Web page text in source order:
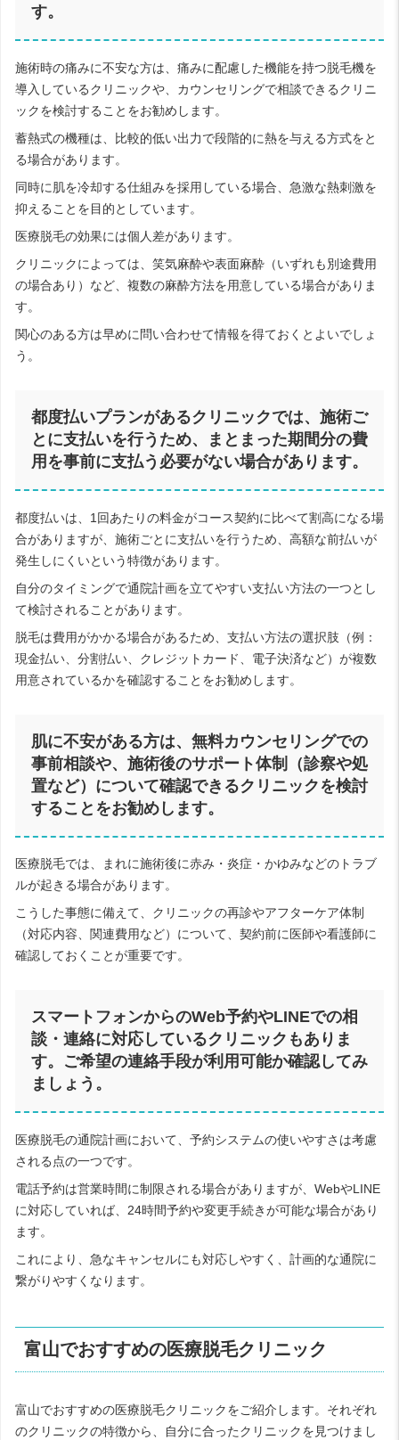
す。
施術時の痛みに不安な方は、痛みに配慮した機能を持つ脱毛機を
導入しているクリニックや、カウンセリングで相談できるクリニ
ックを検討することをお勧めします。
蓄熱式の機種は、比較的低い出力で段階的に熱を与える方式をと
る場合があります。
同時に肌を冷却する仕組みを採用している場合、急激な熱刺激を
抑えることを目的としています。
医療脱毛の効果には個人差があります。
クリニックによっては、笑気麻酔や表面麻酔（いずれも別途費用
の場合あり）など、複数の麻酔方法を用意している場合がありま
す。
関心のある方は早めに問い合わせて情報を得ておくとよいでしょ
う。
都度払いプランがあるクリニックでは、施術ご
とに支払いを行うため、まとまった期間分の費
用を事前に支払う必要がない場合があります。
都度払いは、1回あたりの料金がコース契約に比べて割高になる場
合がありますが、施術ごとに支払いを行うため、高額な前払いが
発生しにくいという特徴があります。
自分のタイミングで通院計画を立てやすい支払い方法の一つとし
て検討されることがあります。
脱毛は費用がかかる場合があるため、支払い方法の選択肢（例：
現金払い、分割払い、クレジットカード、電子決済など）が複数
用意されているかを確認することをお勧めします。
肌に不安がある方は、無料カウンセリングでの
事前相談や、施術後のサポート体制（診察や処
置など）について確認できるクリニックを検討
することをお勧めします。
医療脱毛では、まれに施術後に赤み・炎症・かゆみなどのトラブ
ルが起きる場合があります。
こうした事態に備えて、クリニックの再診やアフターケア体制
（対応内容、関連費用など）について、契約前に医師や看護師に
確認しておくことが重要です。
スマートフォンからのWeb予約やLINEでの相
談・連絡に対応しているクリニックもありま
す。ご希望の連絡手段が利用可能か確認してみ
ましょう。
医療脱毛の通院計画において、予約システムの使いやすさは考慮
される点の一つです。
電話予約は営業時間に制限される場合がありますが、WebやLINE
に対応していれば、24時間予約や変更手続きが可能な場合があり
ます。
これにより、急なキャンセルにも対応しやすく、計画的な通院に
繋がりやすくなります。
富山でおすすめの医療脱毛クリニック
富山でおすすめの医療脱毛クリニックをご紹介します。それぞれ
のクリニックの特徴から、自分に合ったクリニックを見つけまし